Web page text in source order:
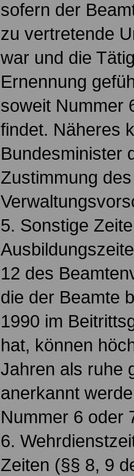
sofern der
zu vertretende
war und die
Ernennung
soweit Nummer
findet. Näheres
Bundesminister
Zustimmung
5. Sonstige
12 des
die der Beamte
1990 im
hat, können
Jahren als ruhe
anerkannt
Nummer 6 oder
6.
Zeiten (§§ 8, 9